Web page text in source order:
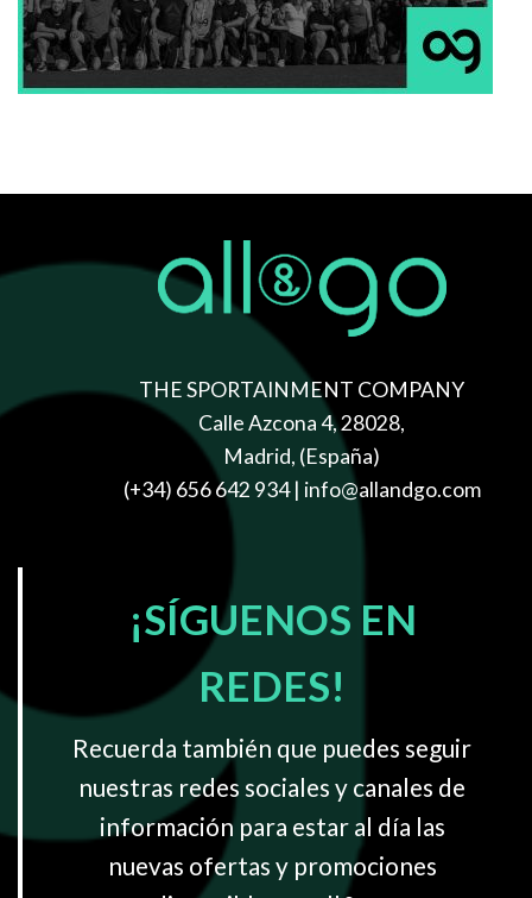
THE SPORTAINMENT COMPANY
Calle Azcona 4, 28028,
Madrid, (España)
(+34) 656 642 934| info@allandgo.com
¡SÍGUENOS EN
REDES!
Recuerda también que puedes seguir
nuestras redes sociales y canales de
información para estar al día las
nuevas ofertas y promociones